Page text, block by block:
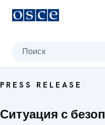
Поиск
PRESS RELEASE
Ситуация с